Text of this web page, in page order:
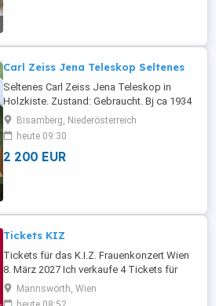
Carl Zeiss Jena Teleskop Seltenes
Seltenes Carl Zeiss Jena Teleskop in
Holzkiste. Zustand: Gebraucht. Bj ca 1934
bis1940. Altersbedingte gebraucht
Spuren. Der Koffer ist leider ohne
Schlüssel. Gesamtlänge des Koffers ca
96 cm. Gesamtlänge des Rohrs ca81 cm.
Bisamberg, Niederösterreich
heute 09:30
2 200 EUR
Tickets KIZ
Tickets für das K.I.Z. Frauenkonzert Wien
8. März 2027 Ich verkaufe 4 Tickets für
das K.I.Z. Frauenkonzert am 8. März 2027
in Wien. Osttribüne Reihe 11 Plätze 77, 78,
Mannswörth, Wien